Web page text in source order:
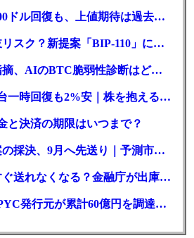
ビットコイン6万5000ドル回復も、上値期待は過去最低の23%
ビットコインに分岐リスク？新提案「BIP-110」に期限迫る
55時間で6700件の指摘、AIのBTC脆弱性診断はどこまで本物か
キオクシア、5万円台一時回復も2%安｜株を抱える東芝は純利益30倍
と決済の期限はいつまで？
米仮想通貨重要法案の採決、9月へ先送り｜予測市場の成立確率は14%に
仮想通貨は購入後すぐ送れなくなる？金融庁が出庫制限を要請
ステーブルコインJPYC発行元が累計60億円を調達、物流大手も出資参画